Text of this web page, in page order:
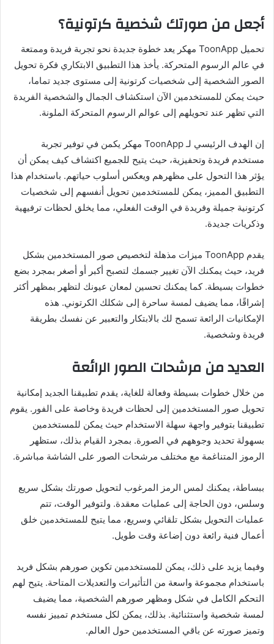
أجعل من صورتك شخصية كرتونية؟
تحميل ToonApp مهكر يعد خطوة جديدة نحو تجربة فريدة وممتعة
في عالم الرسوم المتحركة. يأخذ هذا التطبيق الابتكاري فكرة تحويل
الصور الشخصية إلى شخصيات كرتونية إلى مستوى جديد تماما،
حيث يمكن للمستخدمين الآن استكشاف الجمال والشخصية الفريدة
التي تظهر عند تحويلهم إلى عوالم الرسوم المتحركة الملونة.
إن الهدف الرئيسي لـ ToonApp مهكر يكمن في توفير تجربة
مستخدم فريدة وتحفيزية، حيث يتيح للجميع اكتشاف كيف يمكن أن
يؤثر هذا التحول على مظهرهم ويعكس أسلوب حياتهم. باستخدام هذا
التطبيق المميز، يمكن للمستخدمين تحويل أنفسهم إلى شخصيات
كرتونية جميلة وفريدة في الوقت الفعلي، مما يخلق لحظات ترفيهية
وذكريات جديدة.
يقدم ToonApp ميزات مذهلة لتخصيص صور المستخدمين بشكل
فريد، حيث يمكنك الآن تغيير جسمك لتصبح أكبر أو أصغر بمجرد بضع
خطوات بسيطة. كما يمكنك تحسين لمعان عيونك لتظهر بمظهر أكثر
إشراقًا، مما يضيف لمسة ساحرة إلى شكلك الكرتوني. هذه
الإمكانيات الرائعة تسمح لك بالابتكار والتعبير عن نفسك بطريقة
فريدة وشخصية.
العديد من مرشحات الصور الرائعة
من خلال خطوات بسيطة وفعالة للغاية، يقدم تطبيقنا الجديد إمكانية
تحويل صور المستخدمين إلى لحظات فريدة وخاصة على الفور. يقوم
تطبيقنا بتوفير واجهة سهلة الاستخدام حيث يمكن للمستخدمين
بسهولة تحديد وجوههم في الصورة. بمجرد القيام بذلك، ستظهر
الرموز المتناغمة مع مختلف مرشحات الصور على الشاشة مباشرة.
ببساطة، يمكنك لمس الرمز المرغوب لتحويل صورتك بشكل سريع
وسلس، دون الحاجة إلى عمليات معقدة. ولتوفير الوقت، تتم
عمليات التحويل بشكل تلقائي وسريع، مما يتيح للمستخدمين خلق
أعمال فنية رائعة دون إضاعة وقت طويل.
وفيما يزيد على ذلك، يمكن للمستخدمين تكوين صورهم بشكل فريد
باستخدام مجموعة واسعة من التأثيرات والتعديلات المتاحة. يتيح لهم
التحكم الكامل في شكل ومظهر صورهم الشخصية، مما يضيف
لمسة شخصية واستثنائية. بذلك، يمكن لكل مستخدم تمييز نفسه
وتميز صورته عن باقي المستخدمين حول العالم.